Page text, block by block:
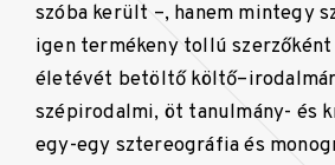
szóba került –, hanem mintegy
igen termékeny tollú
életévét betöltő
szépirodalmi, öt tanulmány- és
egy-egy sztereográfia és